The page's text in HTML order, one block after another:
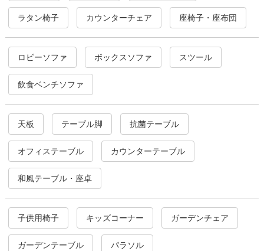
ラタン椅子 カウンターチェア 座椅子・座布団
ロビーソファ ボックスソファ スツール
飲食ベンチソファ
天板 テーブル脚 抗菌テーブル
オフィステーブル カウンターテーブル
和風テーブル・座卓
子供用椅子 キッズコーナー ガーデンチェア
ガーデンテーブル パラソル